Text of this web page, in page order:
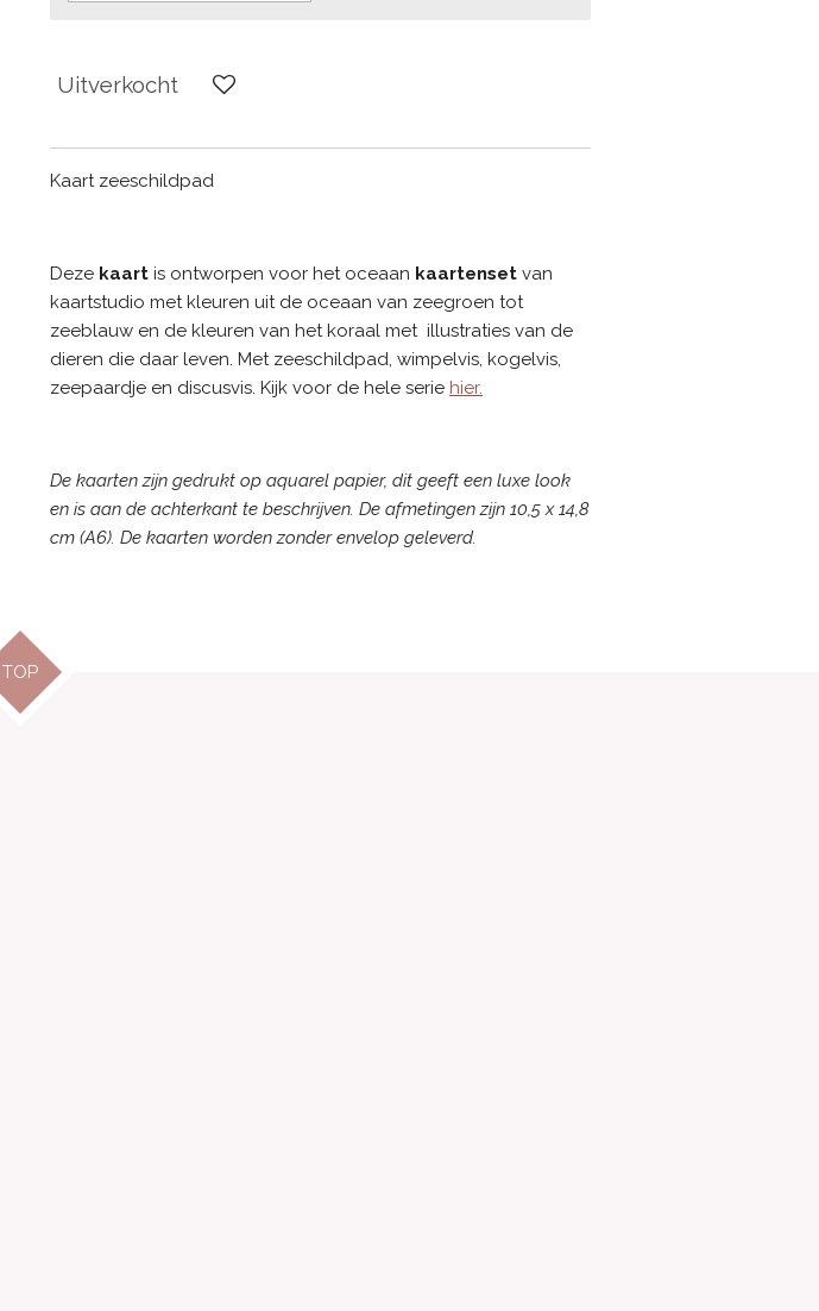
Uitverkocht
Kaart zeeschildpad
Deze kaart is ontworpen voor het oceaan kaartenset van
kaartstudio met kleuren uit de oceaan van zeegroen tot
zeeblauw en de kleuren van het koraal met illustraties van de
dieren die daar leven. Met zeeschildpad, wimpelvis, kogelvis,
zeepaardje en discusvis. Kijk voor de hele serie hier.
De kaarten zijn gedrukt op aquarel papier, dit geeft een luxe look
en is aan de achterkant te beschrijven. De afmetingen zijn 10,5 x 14,8
cm (A6). De kaarten worden zonder envelop geleverd.
TOP